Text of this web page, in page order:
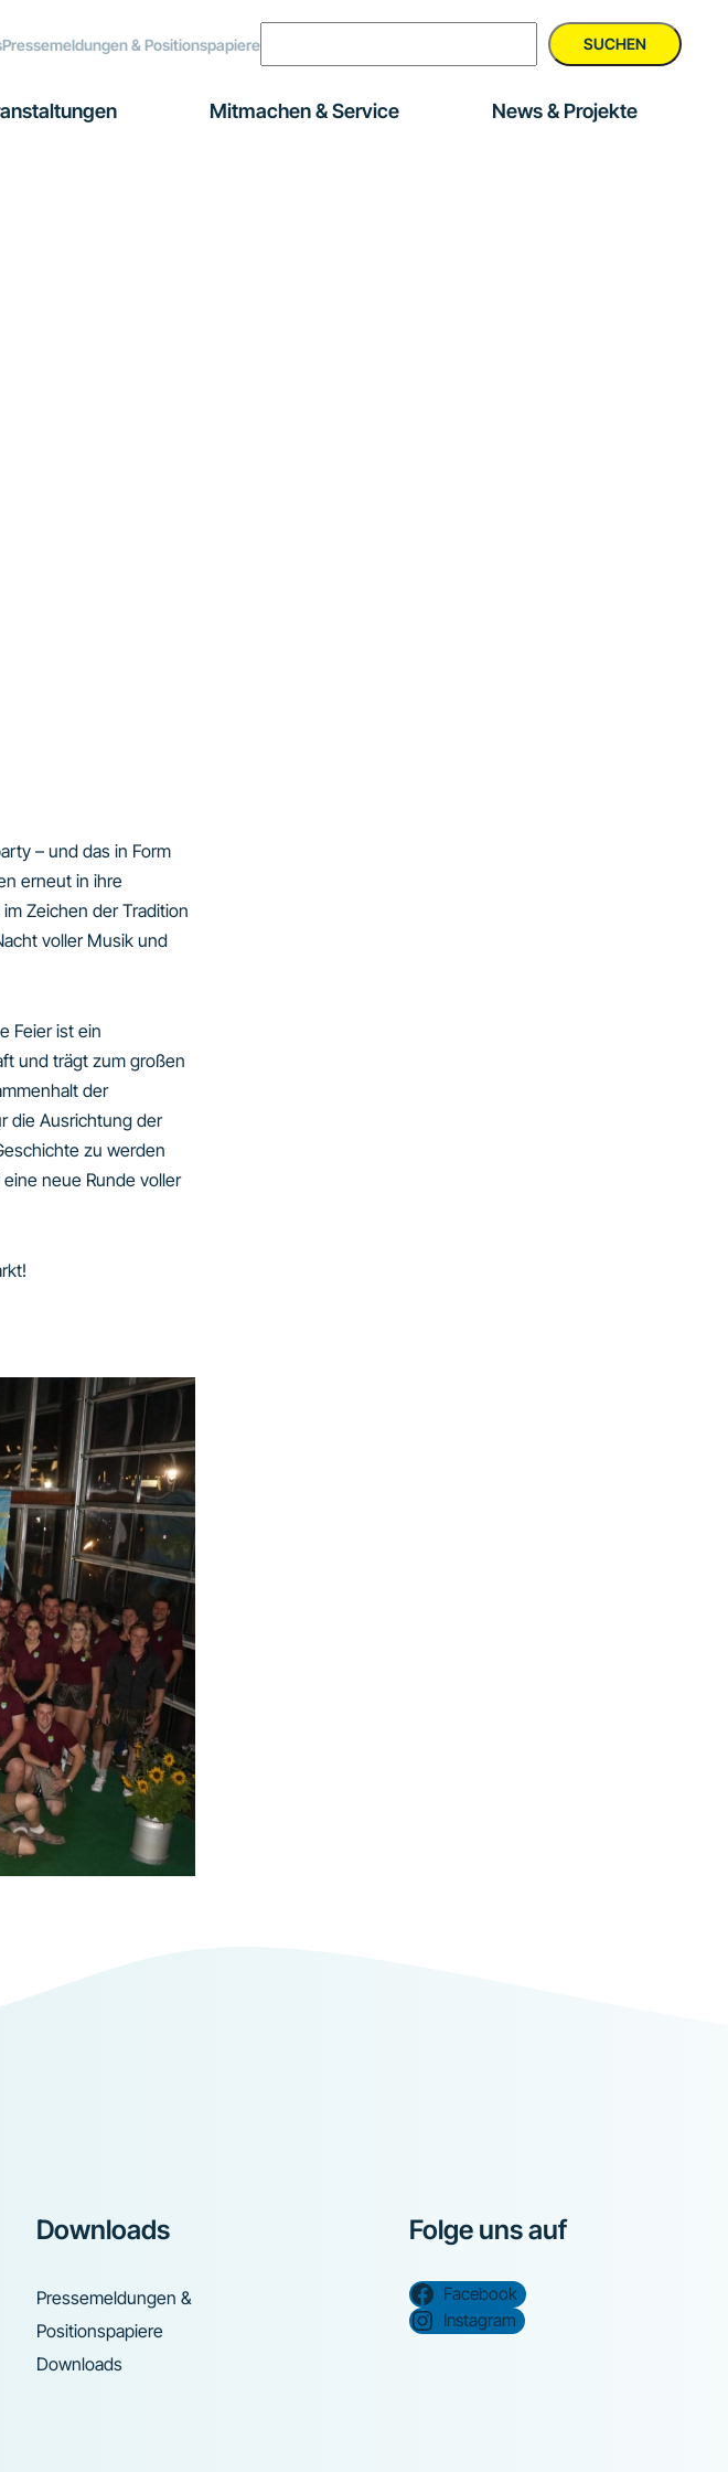
Pressemeldungen & Positionspapiere SUCHEN
Mitmachen & Service News & Projekte
– und das in Form
erneut in ihre
Zeichen der Tradition
voller Musik und
Feier ist ein
und trägt zum großen
der
die Ausrichtung der
zu werden
neue Runde voller
Downloads
Pressemeldungen &
Positionspapiere
Downloads
Folge uns auf
Facebook
Instagram